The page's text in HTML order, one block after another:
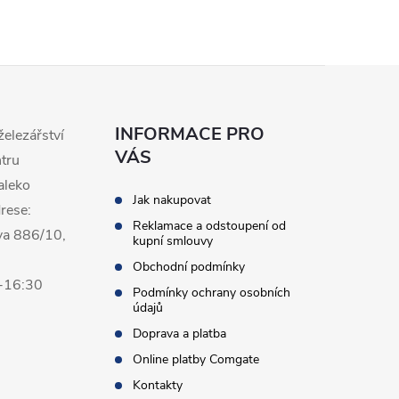
886/10,
16:30
INFORMACE PRO
VÁS
Jak nakupovat
Reklamace a odstoupení od
kupní smlouvy
Obchodní podmínky
Podmínky ochrany osobních
údajů
Doprava a platba
Online platby Comgate
Kontakty